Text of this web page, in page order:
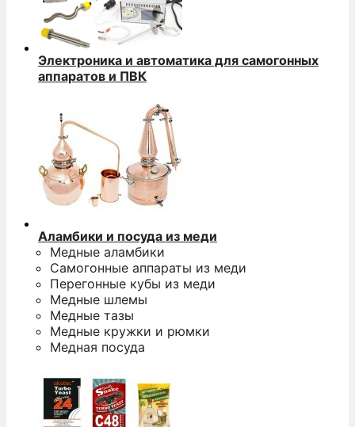
Электроника и автоматика для самогонных
аппаратов и ПВК
Аламбики и посуда из меди
Медные аламбики
Самогонные аппараты из меди
Перегонные кубы из меди
Медные шлемы
Медные тазы
Медные кружки и рюмки
Медная посуда